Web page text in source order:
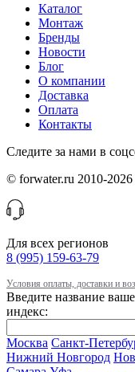
Каталог
Монтаж
Бренды
Новости
Блог
О компании
Доставка
Оплата
Контакты
Следите за нами в
© forwater.ru 2010-2026
Для всех регионов
8 (995) 159-63-79
Условия оплаты, доставки и
Введите название
индекс:
Москва Санкт-
Нижний Новгород